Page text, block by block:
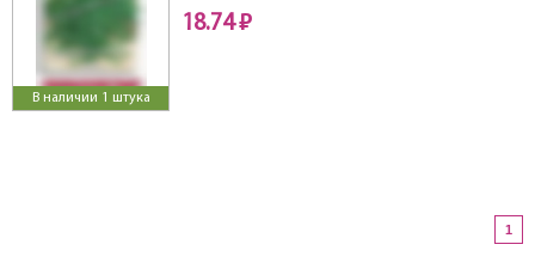
В наличии 1 штука
18.74 ₽
1